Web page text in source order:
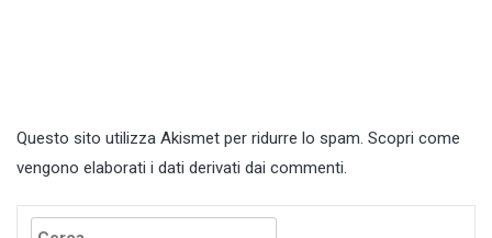
Questo sito utilizza Akismet per ridurre lo spam. Scopri come
vengono elaborati i dati derivati dai commenti.
Ricerca